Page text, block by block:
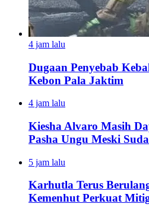
4 jam lalu
Dugaan Penyebab
Kebon Pala Jaktim
4 jam lalu
Kiesha Alvaro Masih
Pasha Ungu Meski
5 jam lalu
Karhutla Terus
Kemenhut Perkuat